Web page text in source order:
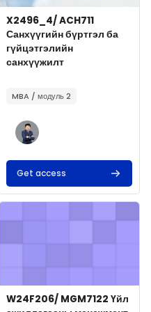
Course image
Course name
X2496_4/ ACH711
Санхүүгийн бүртгэл ба
гүйцэтгэлийн
санхүүжилт
MBA / модуль 2
Get access
Компанийн засаглал
Course image" W24F206/
Course image
Course name
W24F206/ MGM7122 Үйл